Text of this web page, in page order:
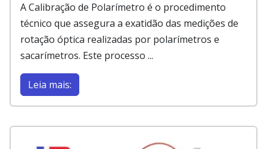
A Calibração de Polarímetro é o procedimento
técnico que assegura a exatidão das medições de
rotação óptica realizadas por polarímetros e
sacarímetros. Este processo ...
Leia mais: